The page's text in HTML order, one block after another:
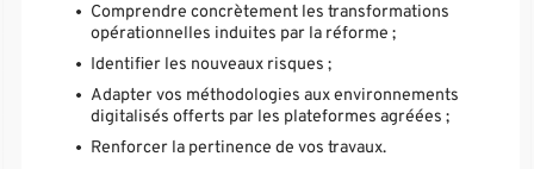
Comprendre concrètement les transformations
opérationnelles induites par la réforme ;
Identifier les nouveaux risques ;
Adapter vos méthodologies aux environnements
digitalisés offerts par les plateformes agréées ;
Renforcer la pertinence de vos travaux.